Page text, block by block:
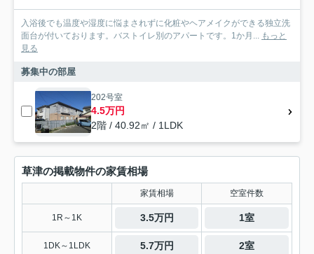
入浴後でも温度や湿度に悩まされずに化粧やヘアメイクができる独立洗
面台が付いております。バストイレ別のアパートです。1か月... もっと
見る
募集中の部屋
202号室
4.5万円
2階 / 40.92㎡ / 1LDK
草津の掲載物件の家賃相場
家賃相場 空室件数
1R～1K 3.5万円 1室
1DK～1LDK 5.7万円 2室